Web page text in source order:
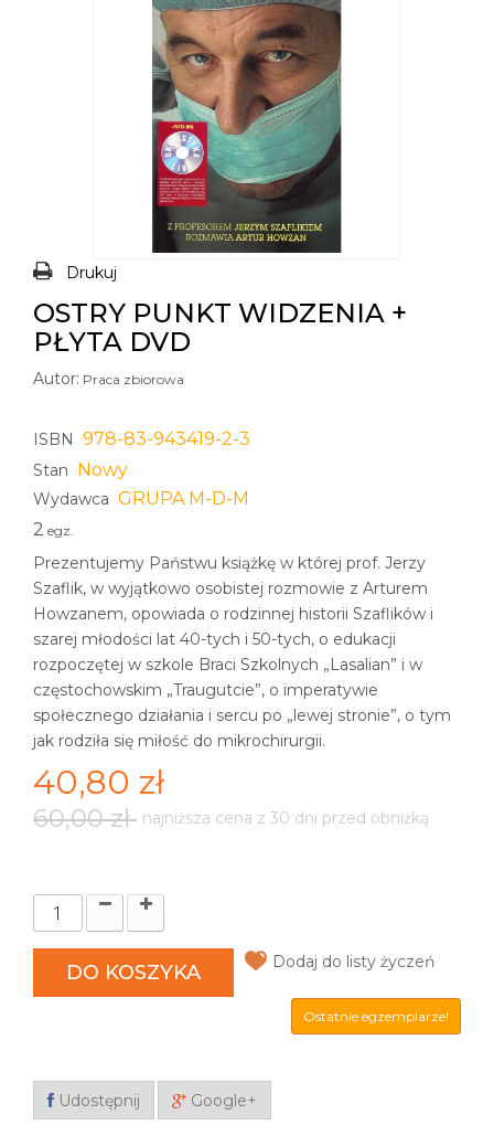
Drukuj
OSTRY PUNKT WIDZENIA +
PŁYTA DVD
Autor: Praca zbiorowa
ISBN 978-83-943419-2-3
Stan Nowy
Wydawca GRUPA M-D-M
2 egz.
Prezentujemy Państwu książkę w której prof. Jerzy
Szaflik, w wyjątkowo osobistej rozmowie z Arturem
Howzanem, opowiada o rodzinnej historii Szaflików i
szarej młodości lat 40-tych i 50-tych, o edukacji
rozpoczętej w szkole Braci Szkolnych „Lasalian” i w
częstochowskim „Traugutcie”, o imperatywie
społecznego działania i sercu po „lewej stronie”, o tym
jak rodziła się miłość do mikrochirurgii.
40,80 zł
60,00 zł najniższa cena z 30 dni przed obniżką
DO KOSZYKA Dodaj do listy życzeń
Ostatnie egzemplarze!
Udostępnij Google+